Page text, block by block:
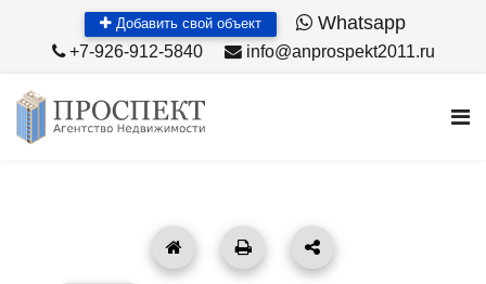
Добавить свой объект Whatsapp
+7-926-912-5840 info@anprospekt2011.ru